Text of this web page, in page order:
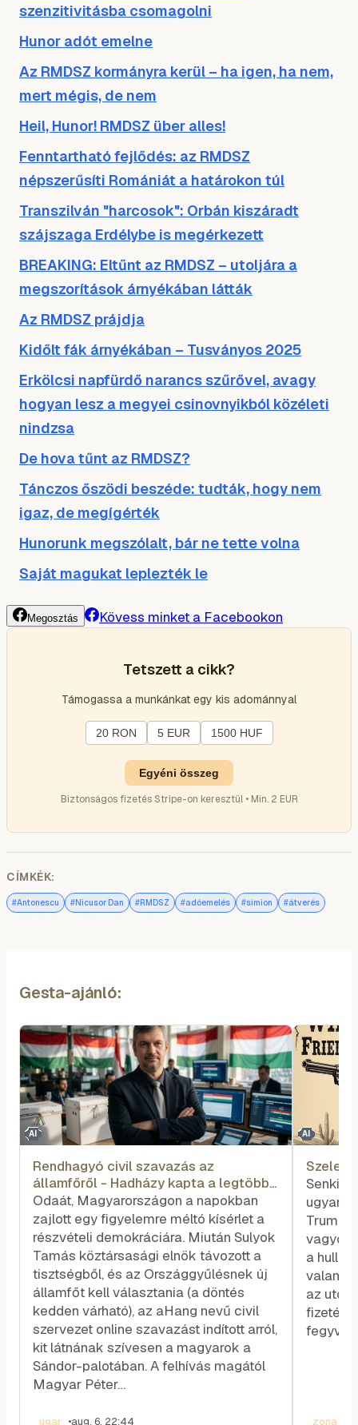
szenzitivitásba csomagolni
Hunor adót emelne
Az RMDSZ kormányra kerül – ha igen, ha nem,
mert mégis, de nem
Heil, Hunor! RMDSZ über alles!
Fenntartható fejlődés: az RMDSZ
népszerűsíti Romániát a határokon túl
Transzilván "harcosok": Orbán kiszáradt
szájszaga Erdélybe is megérkezett
BREAKING: Eltűnt az RMDSZ – utoljára a
megszorítások árnyékában látták
Az RMDSZ prájdja
Kidőlt fák árnyékában – Tusványos 2025
Erkölcsi napfürdő narancs szűrővel, avagy
hogyan lesz a megyei csinovnyikból közéleti
nindzsa
De hova tűnt az RMDSZ?
Tánczos őszödi beszéde: tudták, hogy nem
igaz, de megígérték
Hunorunk megszólalt, bár ne tette volna
Saját magukat leplezték le
Megosztás Kövess minket a Facebookon
Tetszett a cikk?
Támogassa a munkánkat egy kis adománnyal
20 RON 5 EUR 1500 HUF
Egyéni összeg
Biztonságos fizetés Stripe-on keresztül • Min. 2 EUR
CÍMKÉK:
#Antonescu #Nicusor Dan #RMDSZ #adóemelés #simion #átverés
Gesta-ajánló:
AI
Rendhagyó civil szavazás az
államfőről - Hadházy kapta a legtöbb
voksot
Odaát, Magyarországon a napokban
zajlott egy figyelemre méltó kísérlet a
részvételi demokráciára. Miután Sulyok
Tamás köztársasági elnök távozott a
tisztségből, és az Országgyűlésnek új
államfőt kell választania (a döntés
kedden várható), az aHang nevű civil
szervezet online szavazást indított arról,
kit látnának szívesen a magyarok a
Sándor-palotában. A felhívás magától
Magyar Péter…
ugar •aug. 6. 22:44
AI
Szele
Senkit
Trump
a
az
fizetése
zona